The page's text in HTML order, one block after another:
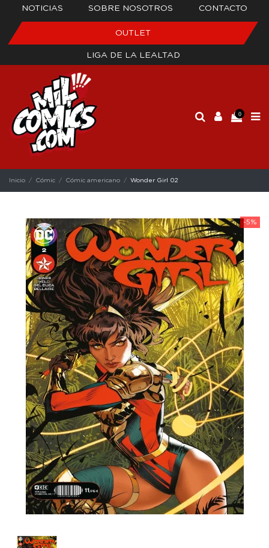
NOTICIAS SOBRE NOSOTROS CONTACTO
OUTLET
LIGA DE LA LEALTAD
0
Inicio Cómic Cómic americano Wonder Girl 02
-5%